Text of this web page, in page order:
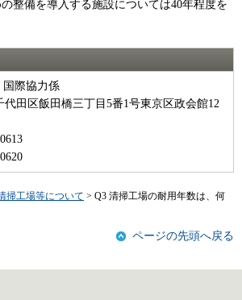
整備を導入する施設については40年程度を
国際協力係
代田区飯田橋三丁目5番1号東京区政会館12
掃工場等について > Q3 清掃工場の耐用年数は、何
ページの先頭へ戻る